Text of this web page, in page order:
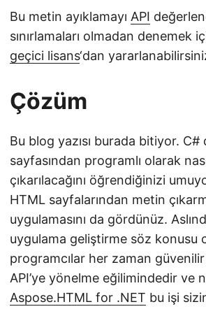
Bu metin ayıklamayı API
sınırlamaları olmadan denemek
geçici lisans‘dan
Çözüm
Bu blog yazısı burada bitiyor.
sayfasından programlı olarak
çıkarılacağını öğrendiğinizi
HTML sayfalarından metin
uygulamasını da gördünüz.
uygulama geliştirme söz konusu
programcılar her zaman
API’ye yönelme eğilimindedir ve
Aspose.HTML for .NET bu işi